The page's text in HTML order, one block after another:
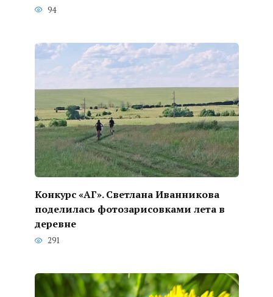
94
Конкурс «АГ». Светлана Иванникова
поделилась фотозарисовками лета в
деревне
291